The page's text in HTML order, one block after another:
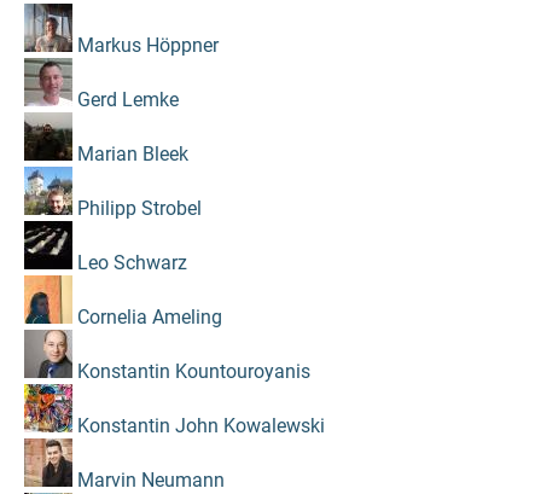
Markus Höppner
Gerd Lemke
Marian Bleek
Philipp Strobel
Leo Schwarz
Cornelia Ameling
Konstantin Kountouroyanis
Konstantin John Kowalewski
Marvin Neumann